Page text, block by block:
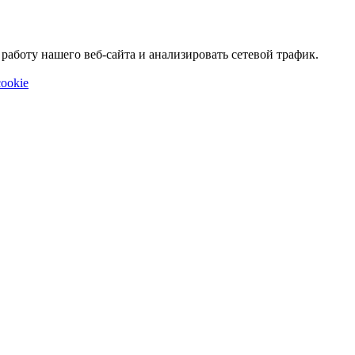
нашего веб-сайта и анализировать сетевой трафик.